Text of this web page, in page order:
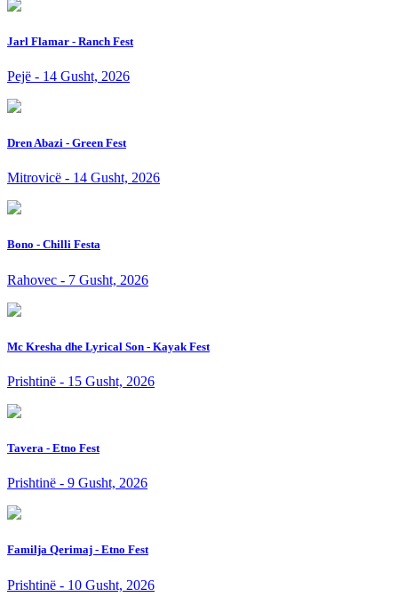
Jarl Flamar - Ranch Fest
Pejë - 14 Gusht, 2026
Dren Abazi - Green Fest
Mitrovicë - 14 Gusht, 2026
Bono - Chilli Festa
Rahovec - 7 Gusht, 2026
Mc Kresha dhe Lyrical Son - Kayak Fest
Prishtinë - 15 Gusht, 2026
Tavera - Etno Fest
Prishtinë - 9 Gusht, 2026
Familja Qerimaj - Etno Fest
Prishtinë - 10 Gusht, 2026